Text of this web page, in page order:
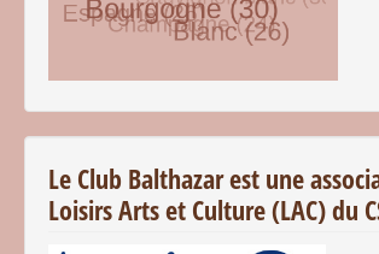
Le Club Balthazar est une
Loisirs Arts et Culture (LAC) du